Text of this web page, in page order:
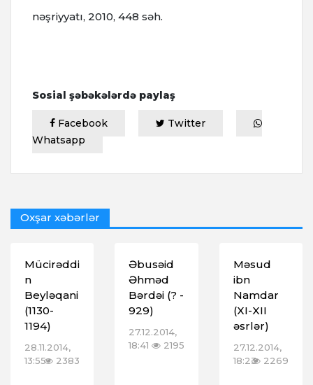
nəşriyyatı, 2010, 448 səh.
Sosial şəbəkələrdə paylaş
Facebook
Twitter
Whatsapp
Oxşar xəbərlər
Mücirəddi
n
Beyləqani
(1130-
1194)
28.11.2014,
13:55
2383
Əbusəid
Əhməd
Bərdəi (? -
929)
27.12.2014,
18:41
2195
Məsud
ibn
Namdar
(XI-XII
əsrlər)
27.12.2014,
18:23 2269